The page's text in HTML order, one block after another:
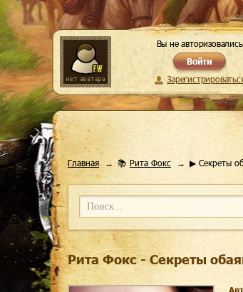
Вы не авторизовались
Войти
Главная 📚 Рита Фокс ▶ Секреты
Рита Фокс - Секреты